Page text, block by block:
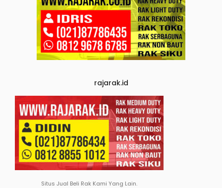
rajarak.id
Situs Jual Beli Rak Kami Yang Lain.